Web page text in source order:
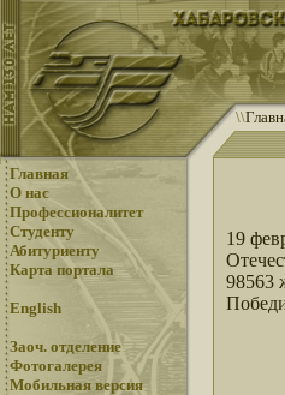
\\
Главная
О нас
Профессионалитет
Студенту
Абитуриенту
Карта портала
English
Заоч. отделение
Фотогалерея
Мобильная версия
19
98563